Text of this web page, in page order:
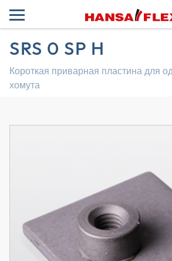
SRS 0 SP H
Короткая приварная пластина для
хомута